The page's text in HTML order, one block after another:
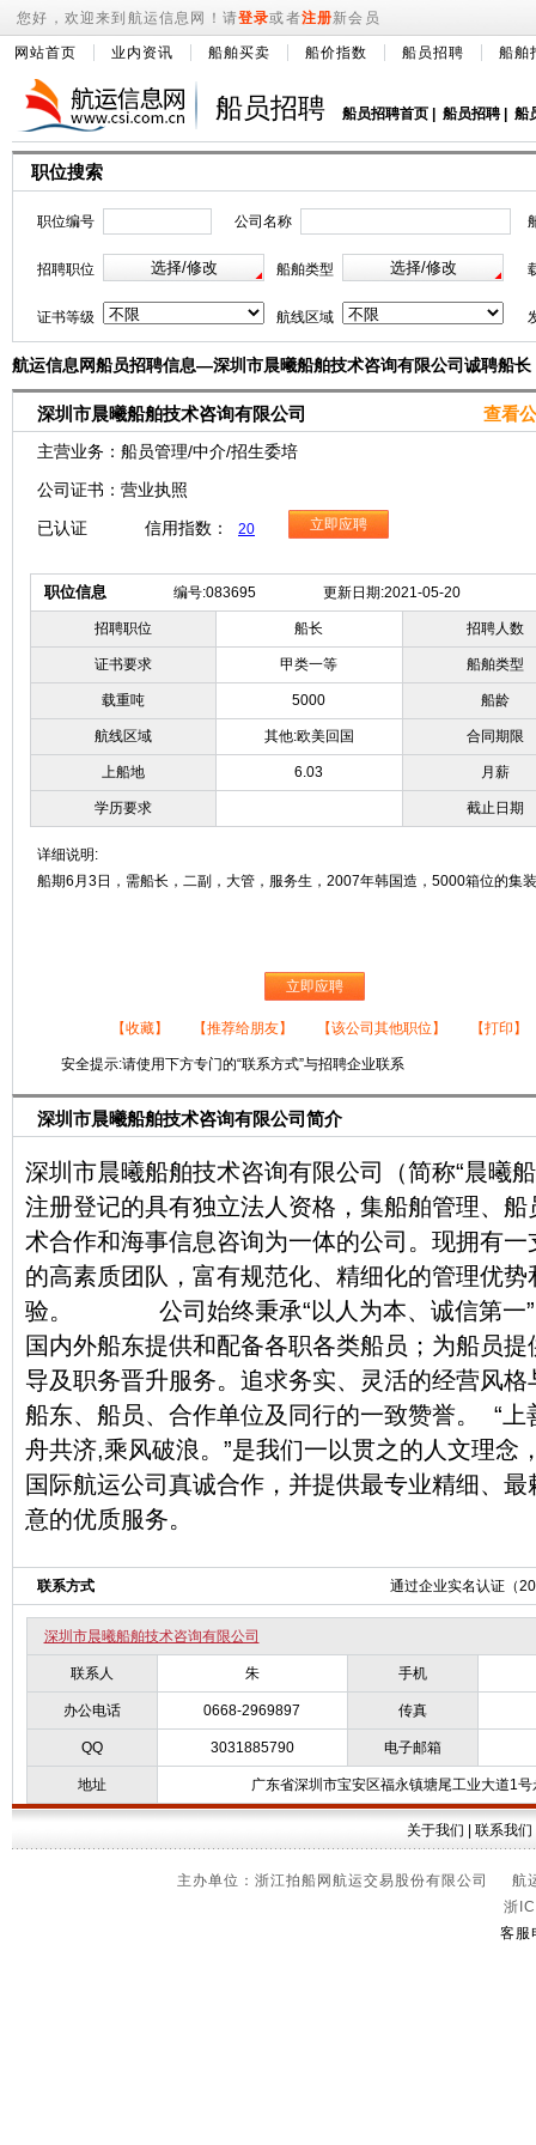
您好，欢迎来到航运信息网！请登录或者注册新会员
网站首页 业内资讯 船舶买卖 船价指数 船员招聘 船舶
船员招聘 船员招聘首页 船员招聘| 船
职位搜索
职位编号 公司名称
招聘职位 船舶类型
证书等级 航线区域
航运信息网船员招聘信息—深圳市晨曦船舶技术咨询有限公司诚聘船长
深圳市晨曦船舶技术咨询有限公司
查看
主营业务：船员管理/中介/招生委培
公司证书：营业执照
已认证 信用指数： 20 立即应聘
职位信息 编号:083695 更新日期:2021-05-20
招聘职位 船长 招聘人数
证书要求 甲类一等 船舶类型
载重吨 5000 船龄
航线区域 其他:欧美回国 合同期限
上船地 6.03 月薪
学历要求 截止日期
详细说明:
船期6月3日，需船长，二副，大管，服务生，2007年韩国造，5000箱位的集
立即应聘
【收藏】 【推荐给朋友】 【该公司其他职位】 【打印】
安全提示:请使用下方专门的“联系方式”与招聘企业联系
深圳市晨曦船舶技术咨询有限公司简介
深圳市晨曦船舶技术咨询有限公司（简称“晨曦
注册登记的具有独立法人资格，集船舶管理、
术合作和海事信息咨询为一体的公司。现拥有
的高素质团队，富有规范化、精细化的管理优
验。 公司始终秉承“以人为本、诚信第一”
国内外船东提供和配备各职各类船员；为船员
导及职务晋升服务。追求务实、灵活的经营风
船东、船员、合作单位及同行的一致赞誉。 “上
舟共济,乘风破浪。”是我们一以贯之的人文理念
国际航运公司真诚合作，并提供最专业精细、
意的优质服务。
联系方式 通过企业实名认证（
深圳市晨曦船舶技术咨询有限公司
联系人 朱 手机
办公电话 0668-2969897 传真
QQ 3031885790 电子邮箱
地址 广东省深圳市宝安区福永镇塘尾工业大道1
关于我们 联系我们
主办单位：浙江拍船网航运交易股份有限公司
浙
客服